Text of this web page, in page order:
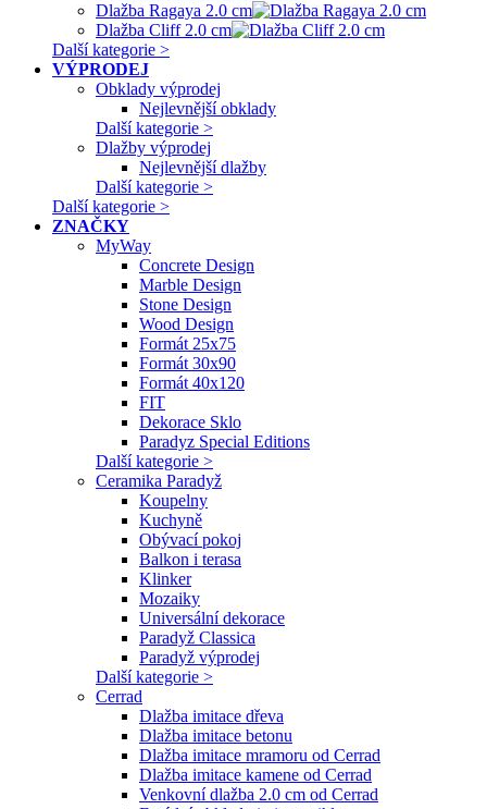
Dlažba Ragaya 2.0 cm
Dlažba Cliff 2.0 cm
Další kategorie >
VÝPRODEJ
Obklady výprodej
Nejlevnější obklady
Další kategorie >
Dlažby výprodej
Nejlevnější dlažby
Další kategorie >
Další kategorie >
ZNAČKY
MyWay
Concrete Design
Marble Design
Stone Design
Wood Design
Formát 25x75
Formát 30x90
Formát 40x120
FIT
Dekorace Sklo
Paradyz Special Editions
Další kategorie >
Ceramika Paradyž
Koupelny
Kuchyně
Obývací pokoj
Balkon i terasa
Klinker
Mozaiky
Universální dekorace
Paradyž Classica
Paradyž výprodej
Další kategorie >
Cerrad
Dlažba imitace dřeva
Dlažba imitace betonu
Dlažba imitace mramoru od Cerrad
Dlažba imitace kamene od Cerrad
Venkovní dlažba 2.0 cm od Cerrad